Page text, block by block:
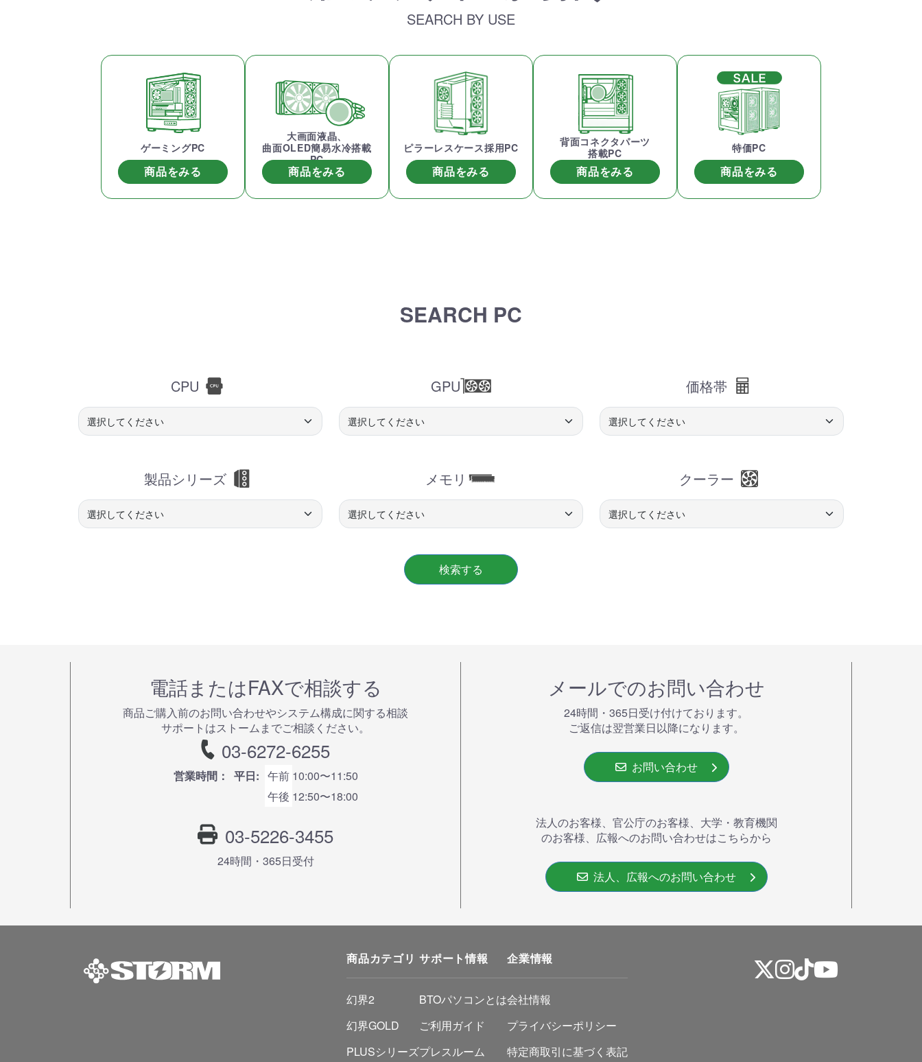
SEARCH BY USE
ゲーミングPC
商品をみる
大画面液晶、
曲面OLED簡易水冷搭載
PC
商品をみる
ピラーレスケース採用PC
商品をみる
背面コネクタパーツ
搭載PC
商品をみる
特価PC
商品をみる
SEARCH PC
CPU GPU 価格帯
製品シリーズ メモリ クーラー
検索する
電話またはFAXで相談する
商品ご購⼊前のお問い合わせやシステム構成に関する相談
サポートはストームまでご相談ください。
03-6272-6255
営業時間： 平日: 午前 10:00〜11:50
午後 12:50〜18:00
03-5226-3455
24時間・365⽇受付
メールでのお問い合わせ
24時間・365⽇受け付けております。
ご返信は翌営業⽇以降になります。
お問い合わせ
法人のお客様、官公庁のお客様、大学・教育機関
のお客様、広報へのお問い合わせはこちらから
法人、広報へのお問い合わせ
商品カテゴリ
幻界2
幻界GOLD
PLUSシリーズ
サポート情報
BTOパソコンとは
ご利用ガイド
プレスルーム
企業情報
会社情報
プライバシーポリシー
特定商取引に基づく表記